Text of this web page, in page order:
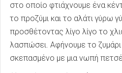
στο οποίο φτιάχνουμε ένα
το προζύμι και το αλάτι γύρω
προσθέτοντας λίγο λίγο το
λασπώσει. Αφήνουμε το ζυμάρι
σκεπασμένο με μια νωπή